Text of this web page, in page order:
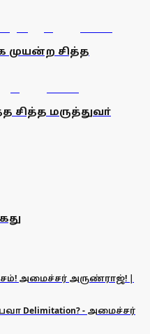
சித்த
சித்த மருத்துவா்
அமைச்சர் அருண்ராஜ்! |
Delimitation? - அமைச்சர்